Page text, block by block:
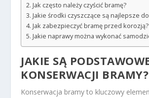
Jak często należy czyścić bramę?
Jakie środki czyszczące są najlepsze
Jak zabezpieczyć bramę przed korozją?
Jakie naprawy można wykonać
JAKIE SĄ
KONSERWACJI BRAMY?
Konserwacja bramy to kluczowy